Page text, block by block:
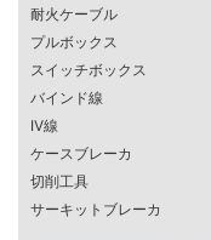
耐火ケーブル
プルボックス
スイッチボックス
バインド線
IV線
ケースブレーカ
切削工具
サーキットブレーカ